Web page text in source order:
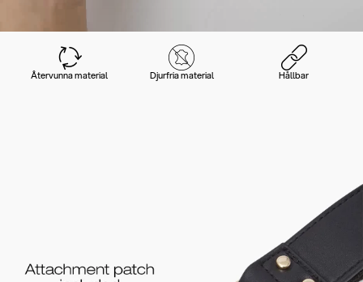
Återvunna material Djurfria material Hållbar